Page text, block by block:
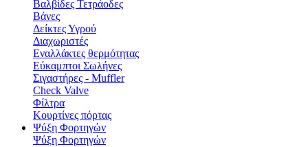
Βαλβίδες Τετράοδες
Βάνες
Δείκτες Υγρού
Διαχωριστές
Εναλλάκτες θερμότητας
Εύκαμπτοι Σωλήνες
Σιγαστήρες - Muffler
Check Valve
Φίλτρα
Κουρτίνες πόρτας
Ψύξη Φορτηγών
Ψύξη Φορτηγών